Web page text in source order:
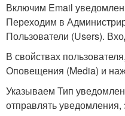
Включим Email
Переходим в
Пользователи (Users).
В свойствах
Оповещения (Media) и
Указываем Тип
отправлять